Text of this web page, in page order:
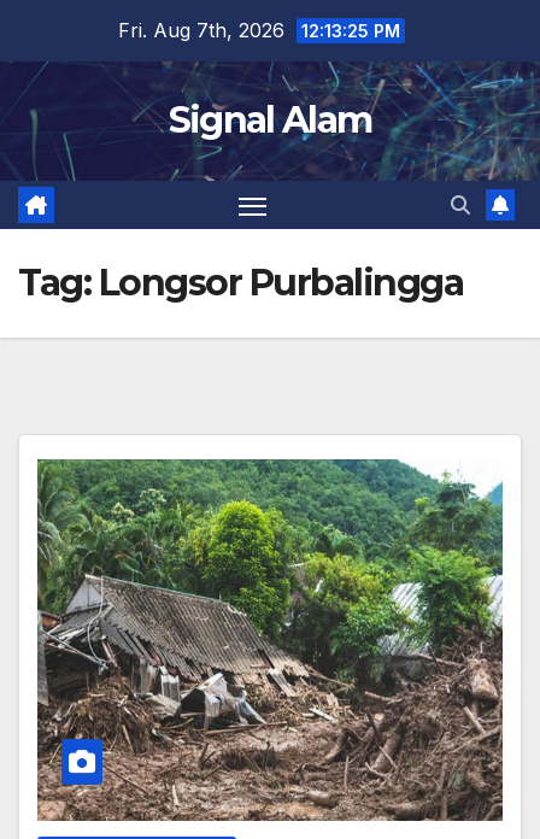
content
Fri. Aug 7th, 2026 12:13:25 PM
Signal Alam
Tag: Longsor Purbalingga